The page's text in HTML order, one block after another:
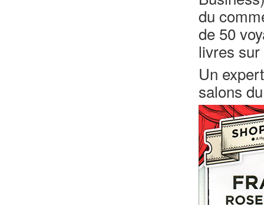
du
de 50
livres
Un
salons